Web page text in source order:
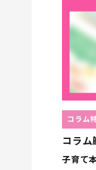
コラム
子育て
コラム